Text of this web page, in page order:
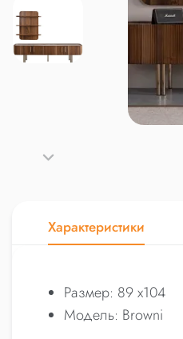
Характеристики
Размер: 89 x104
Модель: Browni